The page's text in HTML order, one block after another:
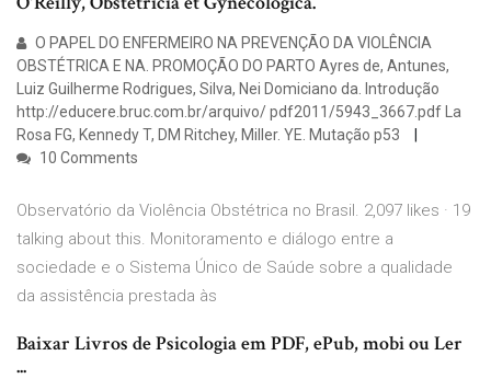
O PAPEL DO ENFERMEIRO NA PREVENÇÃO DA VIOLÊNCIA
OBSTÉTRICA E NA. PROMOÇÃO DO PARTO Ayres de, Antunes,
Luiz Guilherme Rodrigues, Silva, Nei Domiciano da. Introdução
http://educere.bruc.com.br/arquivo/ pdf2011/5943_3667.pdf La
Rosa FG, Kennedy T, DM Ritchey, Miller. YE. Mutação p53
10 Comments
Observatório da Violência Obstétrica no Brasil. 2,097 likes · 19
talking about this. Monitoramento e diálogo entre a
sociedade e o Sistema Único de Saúde sobre a qualidade
da assistência prestada às
Baixar Livros de Psicologia em PDF, ePub, mobi ou Ler
...